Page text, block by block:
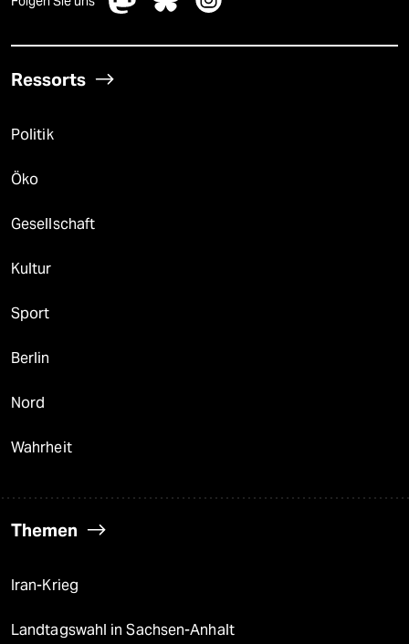
Ressorts
Politik
Öko
Gesellschaft
Kultur
Sport
Berlin
Nord
Wahrheit
Themen
Iran-Krieg
Landtagswahl in Sachsen-Anhalt